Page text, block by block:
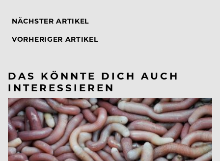
NÄCHSTER ARTIKEL
VORHERIGER ARTIKEL
DAS KÖNNTE DICH AUCH
INTERESSIEREN